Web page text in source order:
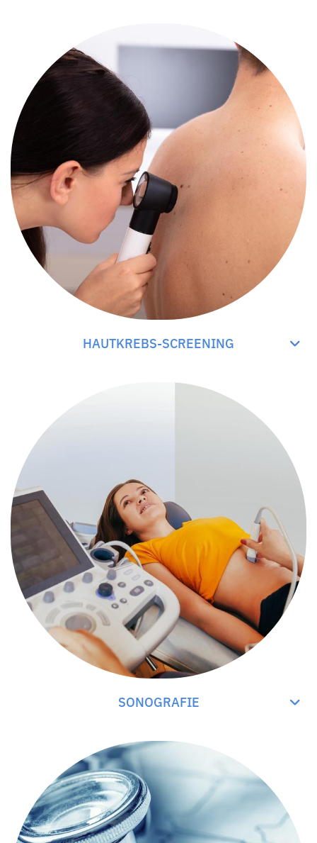
HAUTKREBS-SCREENING
SONOGRAFIE